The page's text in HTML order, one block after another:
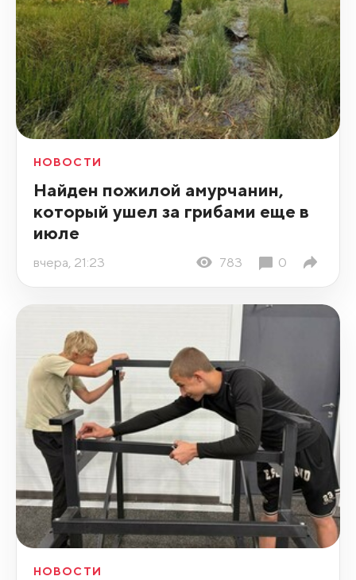
НОВОСТИ
Найден пожилой амурчанин,
который ушел за грибами еще в
июле
вчера, 21:23 783 0
НОВОСТИ